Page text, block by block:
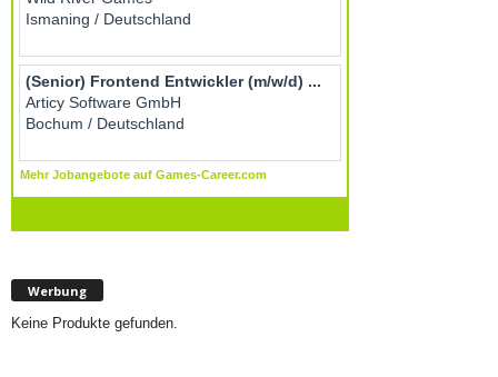
Werbung
Keine Produkte gefunden.